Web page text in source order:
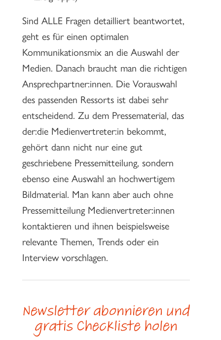
Sind ALLE Fragen detailliert beantwortet,
geht es für einen optimalen
Kommunikationsmix an die Auswahl der
Medien. Danach braucht man die richtigen
Ansprechpartner:innen. Die Vorauswahl
des passenden Ressorts ist dabei sehr
entscheidend. Zu dem Pressematerial, das
der:die Medienvertreter:in bekommt,
gehört dann nicht nur eine gut
geschriebene Pressemitteilung, sondern
ebenso eine Auswahl an hochwertigem
Bildmaterial. Man kann aber auch ohne
Pressemitteilung Medienvertreter:innen
kontaktieren und ihnen beispielsweise
relevante Themen, Trends oder ein
Interview vorschlagen.
Newsletter abonnieren und
gratis Checkliste holen